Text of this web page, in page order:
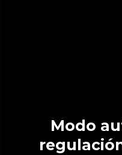
Modo automático de